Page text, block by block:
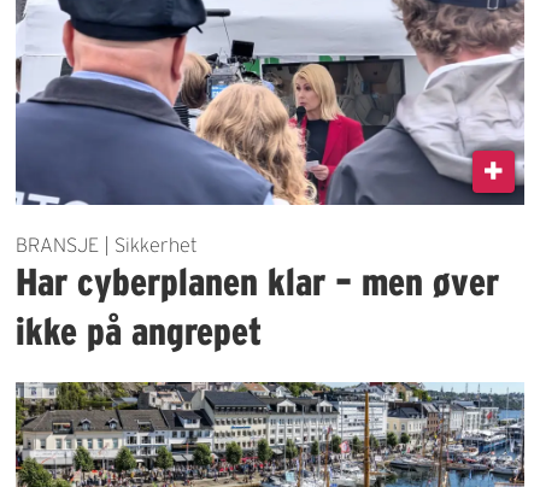
BRANSJE | Sikkerhet
Har cyberplanen klar – men øver
ikke på angrepet